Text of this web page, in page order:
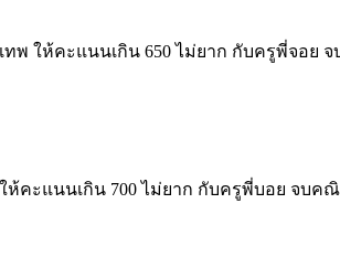
พ ให้คะแนนเกิน 650 ไม่ยาก กับครูพี่จอย
คะแนนเกิน 700 ไม่ยาก กับครูพี่บอย จบค